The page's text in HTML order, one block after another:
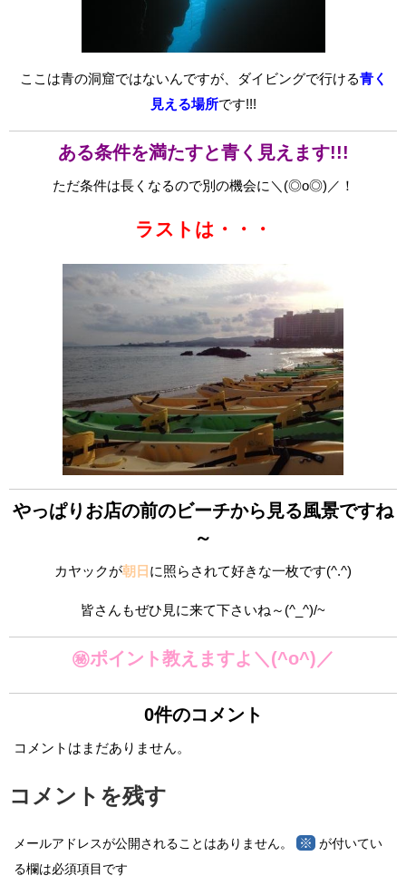
ここは青の洞窟ではないんですが、ダイビングで行ける青く
見える場所です!!!
ある条件を満たすと青く見えます!!!
ただ条件は長くなるので別の機会に＼(◎o◎)／！
ラストは・・・
やっぱりお店の前のビーチから見る風景ですね
～
カヤックが朝日 に照らされて好きな一枚です(^.^)
皆さんもぜひ見に来て下さいね～(^_^)/~
㊙ポイント教えますよ＼(^o^)／
0件のコメント
コメントはまだありません。
コメントを残す
メールアドレスが公開されることはありません。 ※ が付いてい
る欄は必須項目です